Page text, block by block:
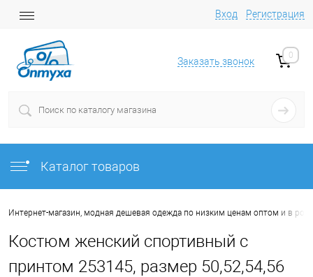
Вход Регистрация
Заказать звонок
0
Каталог товаров
Интернет-магазин, модная дешевая одежда по низким ценам оптом и в
Костюм женский спортивный с
принтом 253145, размер 50,52,54,56